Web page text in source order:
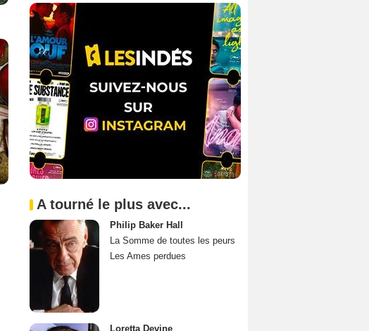
A tourné le plus avec...
Philip Baker Hall
La Somme de toutes les peurs
Les Ames perdues
Loretta Devine